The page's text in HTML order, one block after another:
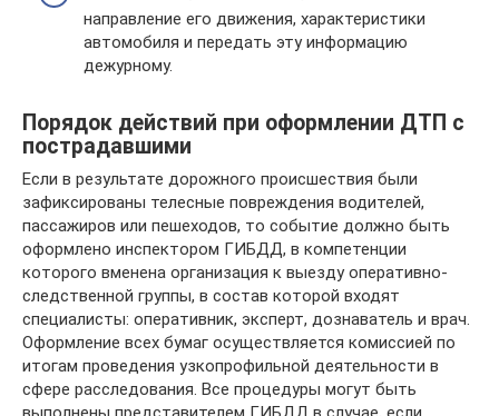
направление его движения, характеристики
автомобиля и передать эту информацию
дежурному.
Порядок действий при оформлении ДТП с
пострадавшими
Если в результате дорожного происшествия были
зафиксированы телесные повреждения водителей,
пассажиров или пешеходов, то событие должно быть
оформлено инспектором ГИБДД, в компетенции
которого вменена организация к выезду оперативно-
следственной группы, в состав которой входят
специалисты: оперативник, эксперт, дознаватель и врач.
Оформление всех бумаг осуществляется комиссией по
итогам проведения узкопрофильной деятельности в
сфере расследования. Все процедуры могут быть